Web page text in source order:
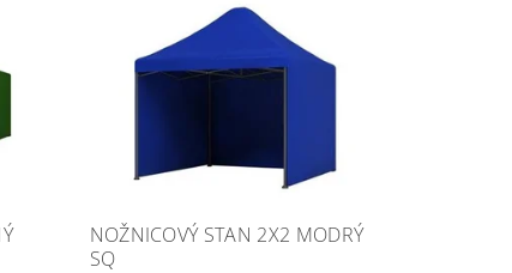
NOŽNICOVÝ STAN 2X2 MODRÝ
SQ